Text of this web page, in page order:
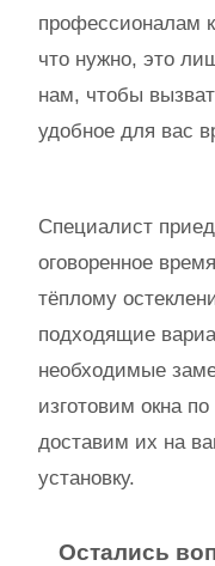
профессионалам
что нужно, это
нам, чтобы
удобное для вас
Специалист
оговоренное
тёплому
подходящие
необходимые
изготовим окна
доставим их на
установку.
Остались